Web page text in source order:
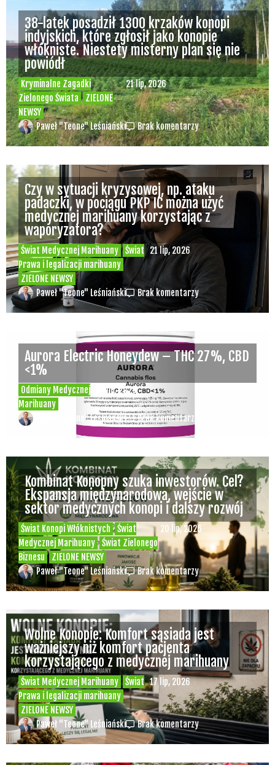
Kryminalne Zagadki
Zielonego Świata
ZIELONE
NEWSY
21 lip, 2026
38-latek posadził 1300 krzaków konopi
indyjskich, które zgłosił jako konopie
włókniste. Niestety misterny plan się nie
powiódł
Paweł "Teone" Leśniański Brak komentarzy
Świat Medycznej Marihuany
Świat
Prawa i legalizacji marihuany
ZIELONE NEWSY
21 lip, 2026
Czy w sytuacji kryzysowej, np. ataku
padaczki, w pociągu PKP IC można użyć
medycznej marihuany korzystając z
waporyzatora?
Paweł "Teone" Leśniański Brak komentarzy
Odmiany Medycznej
Marihuany
20 lip, 2026
Aurora Electric Honeydew – THC 27%, CBD
<1%
Paweł "Teone" Leśniański Brak komentarzy
Świat Konopi Włóknistych
Świat
Medycznej Marihuany
Świat Zielonego
Biznesu
ZIELONE NEWSY
20 lip, 2026
Kombinat Konopny szuka inwestorów. Cel?
Ekspansja międzynarodowa, wejście w
sektor medycznych konopi i dalszy rozwój
Paweł "Teone" Leśniański Brak komentarzy
Świat Medycznej Marihuany
Świat
Prawa i legalizacji marihuany
ZIELONE NEWSY
17 lip, 2026
Wolne Konopie: Komfort sąsiada jest
ważniejszy niż komfort pacjenta
korzystającego z medycznej marihuany
Paweł "Teone" Leśniański Brak komentarzy